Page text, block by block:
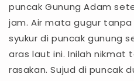
puncak Gunung Adam
jam. Air mata gugur tanpa
syukur di puncak gunung
aras laut ini. Inilah nikmat
rasakan. Sujud di puncak